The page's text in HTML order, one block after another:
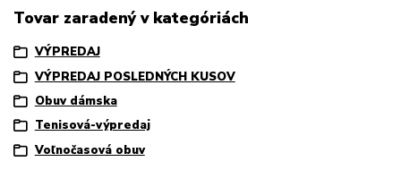
Tovar zaradený v kategóriách
VÝPREDAJ
VÝPREDAJ POSLEDNÝCH KUSOV
Obuv dámska
Tenisová-výpredaj
Voľnočasová obuv